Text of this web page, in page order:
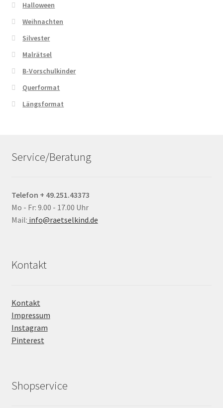
Halloween
Weihnachten
Silvester
Malrätsel
B-Vorschulkinder
Querformat
Längsformat
Service/Beratung
Telefon + 49.251.43373
Mo - Fr: 9.00 - 17.00 Uhr
Mail: info@raetselkind.de
Kontakt
Kontakt
Impressum
Instagram
Pinterest
Shopservice